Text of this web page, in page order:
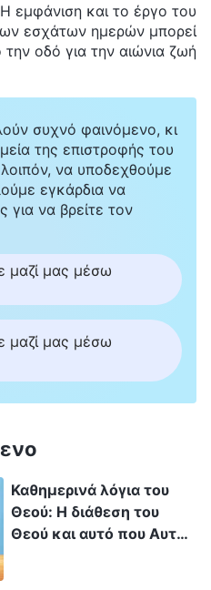
εμφάνιση και το έργο του
εσχάτων ημερών μπορεί
οδό για την αιώνια ζωή
συχνό φαινόμενο, κι
της επιστροφής του
να υποδεχθούμε
εγκάρδια να
για να βρείτε τον
μαζί μας μέσω
μαζί μας μέσω
Καθημερινά λόγια του
Θεού: Η διάθεση του
Θεού και αυτό που Αυτός